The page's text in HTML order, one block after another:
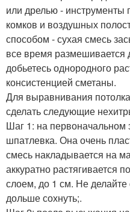
или дрелью - инструменты
комков и воздушных
способом - сухая смесь
все время размешивается
добьетесь однородного
консистенцией сметаны.
Для выравнивания
сделать следующие
Шаг 1: на первоначальном
шпатлевка. Она очень
смесь накладывается на
аккуратно растягивается
слоем, до 1 см. Не делайте
дольше сохнуть;.